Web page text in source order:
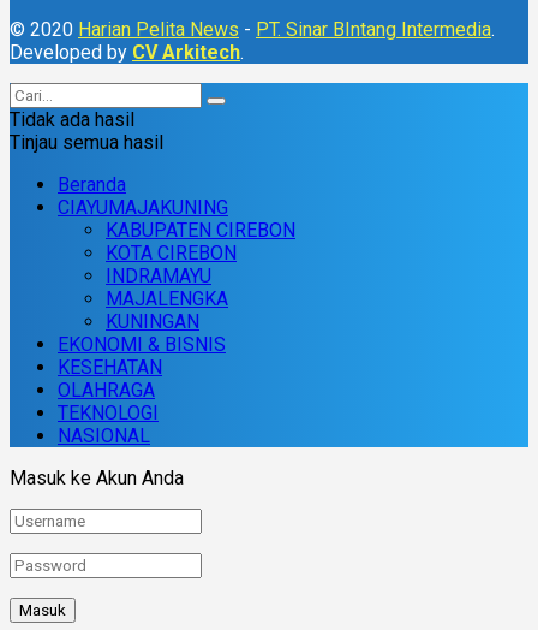
© 2020 Harian Pelita News - PT. Sinar BIntang Intermedia.
Developed by CV Arkitech.
Tidak ada hasil
Tinjau semua hasil
Beranda
CIAYUMAJAKUNING
KABUPATEN CIREBON
KOTA CIREBON
INDRAMAYU
MAJALENGKA
KUNINGAN
EKONOMI & BISNIS
KESEHATAN
OLAHRAGA
TEKNOLOGI
NASIONAL
Masuk ke Akun Anda